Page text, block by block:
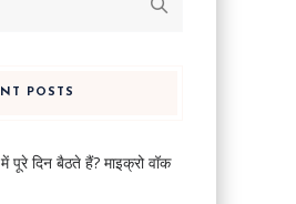
POSTS
दिन बैठते हैं? माइक्रो वॉक